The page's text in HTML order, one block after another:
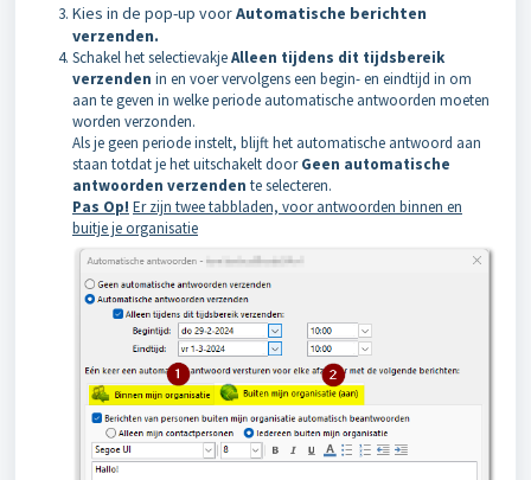
Kies in de pop-up voorAutomatische berichten
verzenden.
Schakel het selectievakjeAlleen tijdens dit tijdsbereik
verzenden in en voer vervolgens een begin- en eindtijd in om
aan te geven in welke periode automatische antwoorden moeten
worden verzonden.
Als je geen periode instelt, blijft het automatische antwoord aan
staan totdat je het uitschakelt doorGeen automatische
antwoorden verzenden te selecteren.
Pas Op! Er zijn twee tabbladen, voor antwoorden binnen en
buitje je organisatie